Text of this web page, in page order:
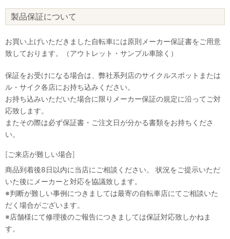
製品保証について
お買い上げいただきました自転車には原則メーカー保証書をご用意
致しております。（アウトレット・サンプル車除く）
保証をお受けになる場合は、弊社系列店のサイクルスポットまたは
ル・サイク各店にお持ち込みください。
お持ち込みいただいた場合に限りメーカー保証の規定に沿ってご対
応致します。
またその際は必ず保証書・ご注文日が分かる書類をお持ちくださ
い。
[ご来店が難しい場合]
商品到着後8日以内に当店にご相談ください。 状況をご提示いただ
いた後にメーカーと対応を協議致します。
※判断が難しい事例につきましては最寄の自転車店にてご相談いた
だく場合がございます。
※店舗様にて修理後のご報告につきましては保証対応致しかねま
す。